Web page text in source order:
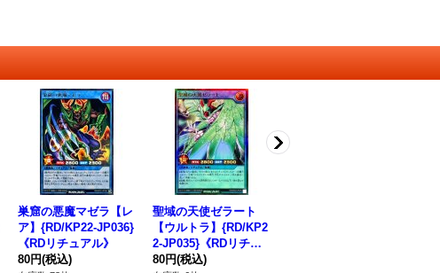
巣窟の悪魔マゼラ【レ
ア】{RD/KP22-JP036}
《RDリチュアル》
80円(税込)
聖域の天使ゼラート
【ウルトラ】{RD/KP2
2-JP035}《RDリチュ
アル》
80円(税込)